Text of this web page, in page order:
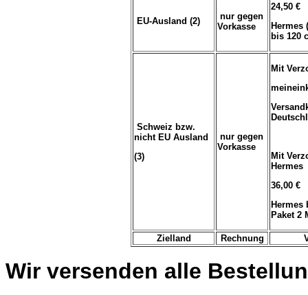
Zielland Rechnung
EU-Ausland (2)
nur gegen
Vorkasse
24,50 €
Hermes
bis 120
Schweiz bzw.
nicht EU Ausland
(3)
nur gegen
Vorkasse
Mit
Mit
Hermes
36,00 €
Hermes
Paket 2
Wir versenden alle